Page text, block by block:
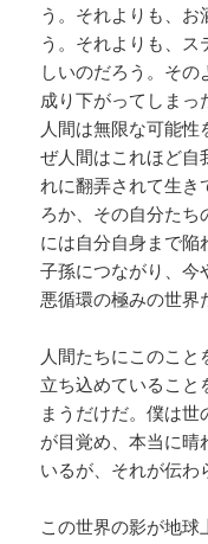
う。それよりも、お
う。それよりも、
しいのだろう。そ
成り下がってしま
人間は無限な可能
ぜ人間はこれほど自
れに翻弄されて生き
ろか、その自分たち
には自分自身まで
子孫につながり、今
悪循環の極みの世界
人間たちにこのこ
立ち込めていること
まうだけだ。僕は
が目覚め、本当に晴
いるが、それが伝わ
この世界の影が地